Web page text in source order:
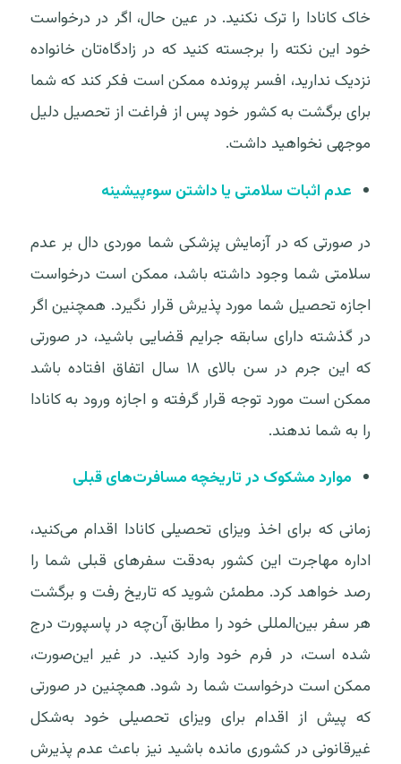
خاک کانادا را ترک نکنید. در عین حال، اگر در درخواست
خود این نکته را برجسته کنید که در زادگاه‌تان خانواده
نزدیک ندارید، افسر پرونده ممکن است فکر کند که شما
برای برگشت به کشور خود پس از فراغت از تحصیل دلیل
موجهی نخواهید داشت.
عدم اثبات سلامتی یا داشتن سوءپیشینه
در صورتی که در آزمایش پزشکی شما موردی دال بر عدم
سلامتی شما وجود داشته باشد، ممکن است درخواست
اجازه تحصیل شما مورد پذیرش قرار نگیرد. همچنین اگر
در گذشته دارای سابقه جرایم قضایی باشید، در صورتی
که این جرم در سن بالای ۱۸ سال اتفاق افتاده باشد
ممکن است مورد توجه قرار گرفته و اجازه ورود به کانادا
را به شما ندهند.
موارد مشکوک در تاریخچه مسافرت‌های قبلی
زمانی که برای اخذ ویزای تحصیلی کانادا اقدام می‌کنید،
اداره مهاجرت این کشور به‌دقت سفرهای قبلی شما را
رصد خواهد کرد. مطمئن شوید که تاریخ رفت و برگشت
هر سفر بین‌المللی خود را مطابق آن‌چه در پاسپورت درج
شده است، در فرم خود وارد کنید. در غیر این‌صورت،
ممکن است درخواست شما رد شود. همچنین در صورتی
که پیش از اقدام برای ویزای تحصیلی خود به‌شکل
غیرقانونی در کشوری مانده باشید نیز باعث عدم پذیرش